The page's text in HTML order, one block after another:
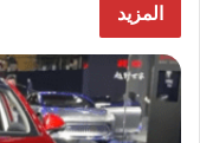
المزيد